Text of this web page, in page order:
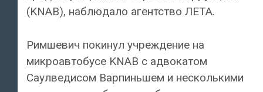
(KNAB), наблюдало агентство ЛЕТА.
Римшевич покинул учреждение на
микроавтобусе KNAB с адвокатом
Саулведисом Варпиньшем и несколькими